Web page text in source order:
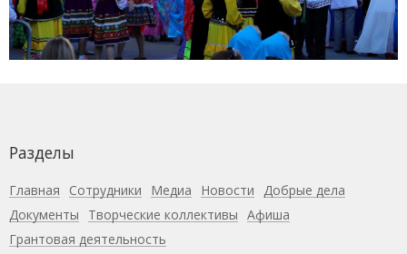
Разделы
Главная Сотрудники Медиа Новости Добрые дела
Документы
Творческие коллективы Афиша
Грантовая деятельность